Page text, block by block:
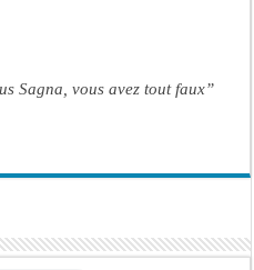
Sagna, vous avez tout faux’’